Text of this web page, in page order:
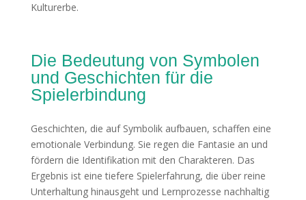
Kulturerbe.
Die Bedeutung von Symbolen
und Geschichten für die
Spielerbindung
Geschichten, die auf Symbolik aufbauen, schaffen eine
emotionale Verbindung. Sie regen die Fantasie an und
fördern die Identifikation mit den Charakteren. Das
Ergebnis ist eine tiefere Spielerfahrung, die über reine
Unterhaltung hinausgeht und Lernprozesse nachhaltig